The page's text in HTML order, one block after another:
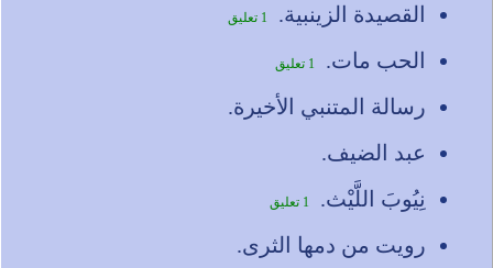
القصيدة الزينبية. 1 تعليق
الحب مات. 1 تعليق
رسالة المتنبي الأخيرة.
عبد الضيف.
نِيُوبَ اللَّيْث.
1 تعليق
رويت من دمها الثرى.